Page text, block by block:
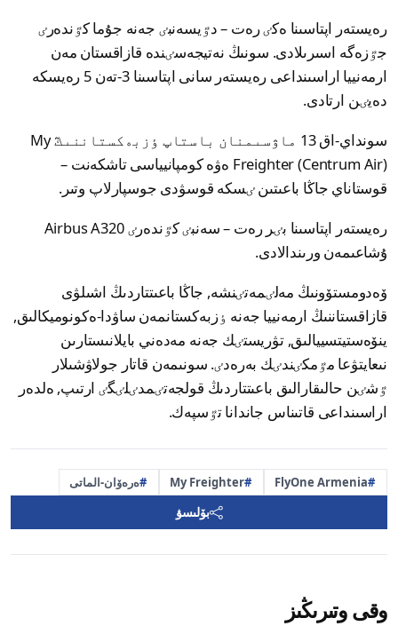
رەيستەر اپتاسىنا ەكٸ رەت – دٷيسەنبٸ جەنە جۇما كٷندەرٸ
جٷزەگە اسىرىلادى. سونىڭ نەتيجەسٸندە قازاقستان مەن
ارمەنييا اراسىنداعى رەيستەر سانى اپتاسىنا 3-تەن 5 رەيسكە
دەيٸن ارتادى.
سونداي-اق 13 ماۋسىمنان باستاپ ٶزبەكستاننىڭ My
Freighter (Centrum Air) ەۋە كومپانيياسى تاشكەنت –
قوستاناي جاڭا باعىتىن ٸسكە قوسۋدى جوسپارلاپ وتىر.
رەيستەر اپتاسىنا بٸر رەت – سەنبٸ كٷندەرٸ Airbus A320
ۇشاعىمەن ورىندالادى.
ۆەدومستۆونىڭ مەلٸمەتٸنشە, جاڭا باعىتتاردىڭ اشىلۋى
قازاقستاننىڭ ارمەنييا جەنە ٶزبەكستانمەن ساۋدا-ەكونوميكالىق,
ينۆەستيتسييالىق, تۋريستٸك جەنە مەدەني بايلانىستارىن
نىعايتۋعا مٷمكٸندٸك بەرەدٸ. سونىمەن قاتار جولاۋشىلار
ٷشٸن حالىقارالىق باعىتتاردىڭ قولجەتٸمدٸلٸگٸ ارتىپ, ەلدەر
اراسىنداعى قاتىناس جاندانا تٷسپەك.
FlyOne Armenia
My Freighter ەرەۆان-الماتى
بۆلىسۋ
وقى وتىرىڭىز